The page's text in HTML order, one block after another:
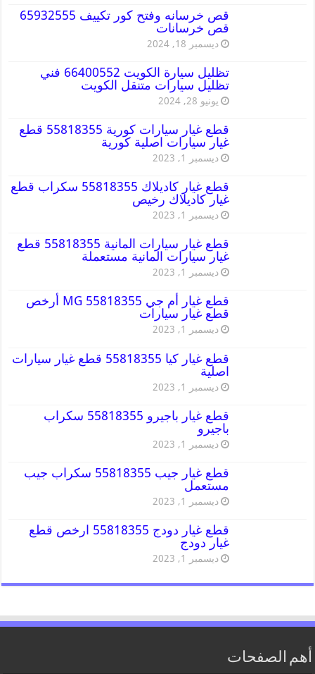
قص خرسانه وفتح كور تكييف 65932555
قص خرسانات
ديسمبر 18, 2024
تظليل سيارة الكويت 66400552 فني
تظليل سيارات متنقل الكويت
يونيو 28, 2024
قطع غيار سيارات كورية 55818355 قطع
غيار سيارات اصلية كورية
ديسمبر 1, 2023
قطع غيار كاديلاك 55818355 سكراب قطع
غيار كاديلاك رخيص
ديسمبر 1, 2023
قطع غيار سيارات المانية 55818355 قطع
غيار سيارات المانية مستعملة
ديسمبر 1, 2023
قطع غيار أم جي MG 55818355 أرخص
قطع غيار سيارات
ديسمبر 1, 2023
قطع غيار كيا 55818355 قطع غيار سيارات
اصلية
ديسمبر 1, 2023
قطع غيار باجيرو 55818355 سكراب
باجيرو
ديسمبر 1, 2023
قطع غيار جيب 55818355 سكراب جيب
مستعمل
ديسمبر 1, 2023
قطع غيار دودج 55818355 ارخص قطع
غيار دودج
ديسمبر 1, 2023
أهم الصفحات